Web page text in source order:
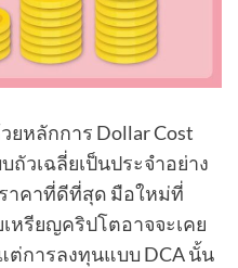
ยหลักการ Dollar Cost
ถัวเฉลี่ยเป็นประจำอย่าง
าคาที่ดีที่สุด มือใหม่ที่
หรียญคริปโตอาจจะเคย
การลงทุนแบบ DCA นั้น